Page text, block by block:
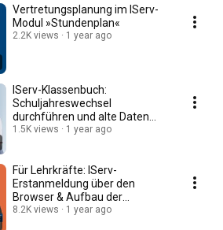
Vertretungsplanung im IServ-
Modul »Stundenplan«
2.2K views 1 year ago
IServ-Klassenbuch:
Schuljahreswechsel
durchführen und alte Daten
archivieren
1.5K views 1 year ago
Für Lehrkräfte: IServ-
Erstanmeldung über den
Browser & Aufbau der
Startseite
8.2K views 1 year ago